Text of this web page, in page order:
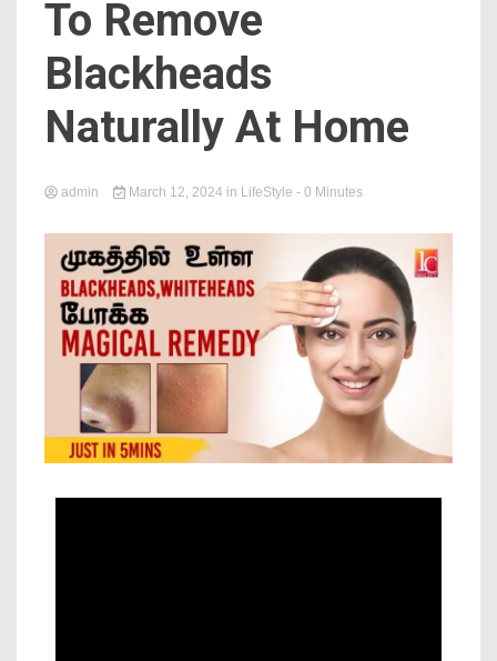
Online
To Remove
Blackheads
Naturally At Home
admin March 12, 2024 in LifeStyle - 0 Minutes